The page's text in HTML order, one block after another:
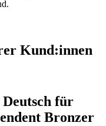
Kund:innen
für
Bronzer